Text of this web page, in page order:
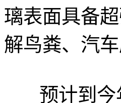
璃表面具备
解鸟粪、汽
预计到今年